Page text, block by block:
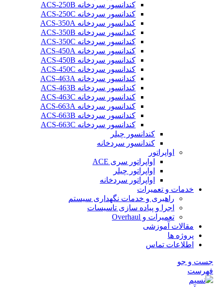
کندانسور سردخانه ACS-250B
کندانسور سردخانه ACS-250C
کندانسور سردخانه ACS-350A
کندانسور سردخانه ACS-350B
کندانسور سردخانه ACS-350C
کندانسور سردخانه ACS-450A
کندانسور سردخانه ACS-450B
کندانسور سردخانه ACS-450C
کندانسور سردخانه ACS-463A
کندانسور سردخانه ACS-463B
کندانسور سردخانه ACS-463C
کندانسور سردخانه ACS-663A
کندانسور سردخانه ACS-663B
کندانسور سردخانه ACS-663C
کندانسور چیلر
کندانسور سردخانه
اواپراتور
اواپراتور سری ACE
اواپراتور چیلر
اواپراتور سردخانه
خدمات و تعمیرات
راهبری و خدمات نگهداری سیستم
اجرا و پیاده سازی تاسیسات
تعمیرات و Overhaul
مقالات آموزشی
پروژه ها
اطلاعات تماس
جست و جو
فهرست